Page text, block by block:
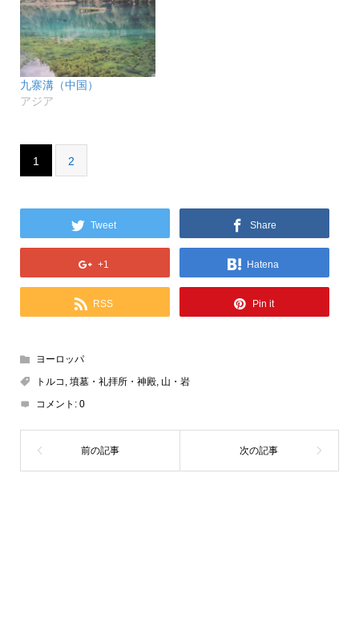
す)
九寨溝（中国）
アジア
1 2
Tweet Share
+1 Hatena
RSS Pin it
ヨーロッパ
トルコ , 墳墓・礼拝所・神殿, 山・岩
コメント: 0